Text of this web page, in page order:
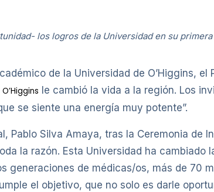
los logros de la Universidad en su
de la Universidad de O’Higgins, el
le cambió la vida a la región. Los
se siente una energía muy potente”.
Pablo Silva Amaya, tras la Ceremonia de
la razón. Esta Universidad ha cambiado
generaciones de médicas/os, más de 70
el objetivo, que no solo es darle